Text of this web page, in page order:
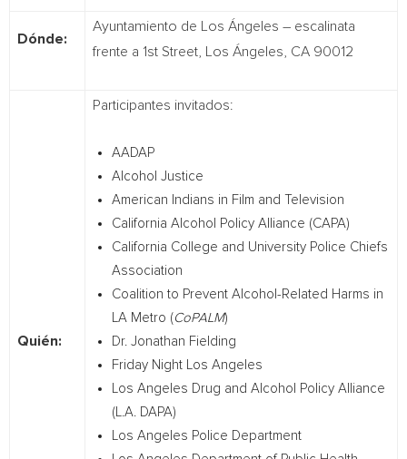
Dónde:
Ayuntamiento de Los Ángeles – escalinata
frente a 1st Street, Los Ángeles, CA 90012
Quién:
Participantes invitados:
AADAP
Alcohol Justice
American Indians in Film and Television
California Alcohol Policy Alliance (CAPA)
California College and University Police Chiefs
Association
Coalition to Prevent Alcohol-Related Harms in
LA Metro ( CoPALM)
Dr. Jonathan Fielding
Friday Night Los Angeles
Los Angeles Drug and Alcohol Policy Alliance
(L.A. DAPA)
Los Angeles Police Department